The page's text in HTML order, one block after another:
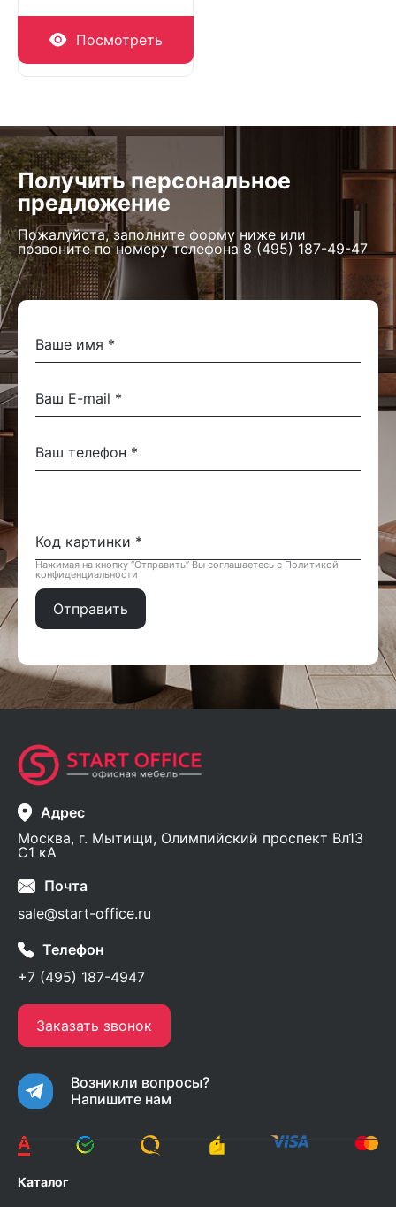
Посмотреть
Получить персональное
предложение
Пожалуйста, заполните форму ниже или
позвоните по номеру телефона 8 (495) 187-49-47
Нажимая на кнопку “Отправить” Вы соглашаетесь с Политикой
конфиденциальности
Адрес
Москва, г. Мытищи, Олимпийский проспект Вл13
С1 кА
Почта
sale@start-office.ru
Телефон
+7 (495) 187-4947
Заказать звонок
Возникли вопросы?
Напишите нам
Каталог